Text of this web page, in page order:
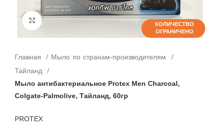
КОЛИЧЕСТВО
ОГРАНИЧЕНО
КОЛИЧЕСТВО
ОГРАНИЧЕНО
Click to enlarge
Главная
Мыло по странам-производителям
Тайланд
Мыло антибактериальное Protex Men Charcoal,
Colgate-Palmolive, Тайланд, 60гр
PROTEX